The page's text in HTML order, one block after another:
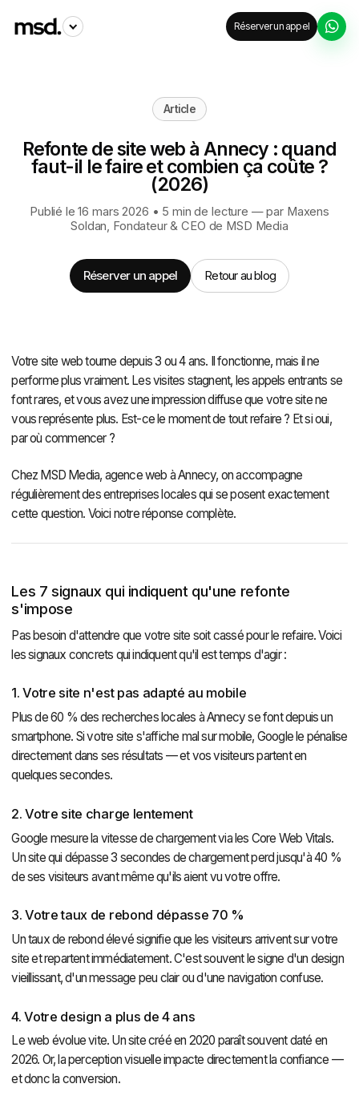
Réserver un appel
Article
Refonte de site web à Annecy : quand
faut-il le faire et combien ça coûte ?
(2026)
Publié le 16 mars 2026 • 5 min de lecture — par Maxens
Soldan, Fondateur & CEO de MSD Media
Réserver un appel Retour au blog
Votre site web tourne depuis 3 ou 4 ans. Il fonctionne, mais il ne
performe plus vraiment. Les visites stagnent, les appels entrants se
font rares, et vous avez une impression diffuse que votre site ne
vous représente plus. Est-ce le moment de tout refaire ? Et si oui,
par où commencer ?
Chez MSD Media, agence web à Annecy, on accompagne
régulièrement des entreprises locales qui se posent exactement
cette question. Voici notre réponse complète.
Les 7 signaux qui indiquent qu'une refonte
s'impose
Pas besoin d'attendre que votre site soit cassé pour le refaire. Voici
les signaux concrets qui indiquent qu'il est temps d'agir :
1. Votre site n'est pas adapté au mobile
Plus de 60 % des recherches locales à Annecy se font depuis un
smartphone. Si votre site s'affiche mal sur mobile, Google le pénalise
directement dans ses résultats — et vos visiteurs partent en
quelques secondes.
2. Votre site charge lentement
Google mesure la vitesse de chargement via les Core Web Vitals.
Un site qui dépasse 3 secondes de chargement perd jusqu'à 40 %
de ses visiteurs avant même qu'ils aient vu votre offre.
3. Votre taux de rebond dépasse 70 %
Un taux de rebond élevé signifie que les visiteurs arrivent sur votre
site et repartent immédiatement. C'est souvent le signe d'un design
vieillissant, d'un message peu clair ou d'une navigation confuse.
4. Votre design a plus de 4 ans
Le web évolue vite. Un site créé en 2020 paraît souvent daté en
2026. Or, la perception visuelle impacte directement la confiance —
et donc la conversion.